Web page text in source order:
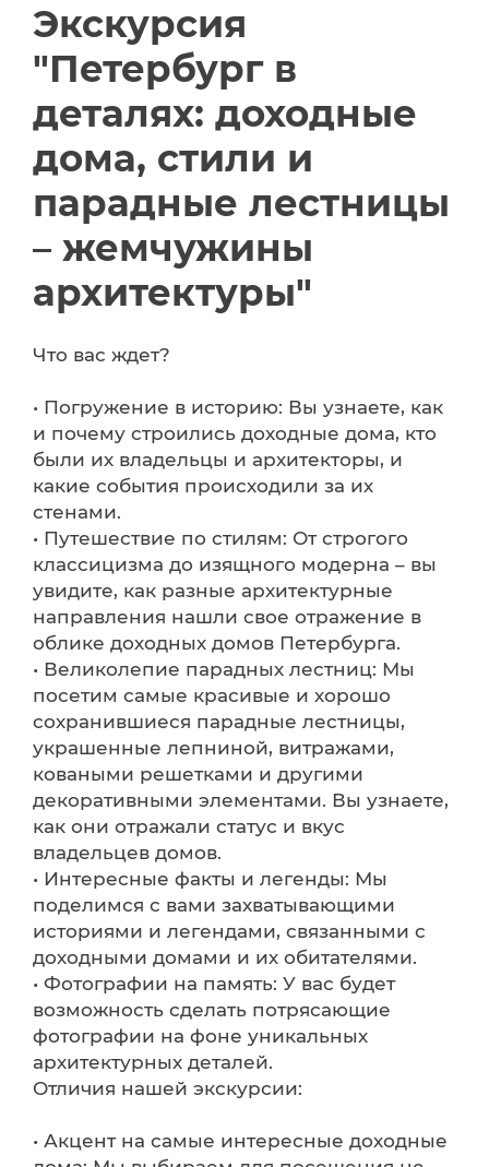
Экскурсия
"Петербург в
деталях: доходные
дома, стили и
парадные лестницы
– жемчужины
архитектуры"
Что вас ждет?
• Погружение в историю: Вы узнаете, как
и почему строились доходные дома, кто
были их владельцы и архитекторы, и
какие события происходили за их
стенами.
• Путешествие по стилям: От строгого
классицизма до изящного модерна – вы
увидите, как разные архитектурные
направления нашли свое отражение в
облике доходных домов Петербурга.
• Великолепие парадных лестниц: Мы
посетим самые красивые и хорошо
сохранившиеся парадные лестницы,
украшенные лепниной, витражами,
коваными решетками и другими
декоративными элементами. Вы узнаете,
как они отражали статус и вкус
владельцев домов.
• Интересные факты и легенды: Мы
поделимся с вами захватывающими
историями и легендами, связанными с
доходными домами и их обитателями.
• Фотографии на память: У вас будет
возможность сделать потрясающие
фотографии на фоне уникальных
архитектурных деталей.
Отличия нашей экскурсии:
• Акцент на самые интересные доходные